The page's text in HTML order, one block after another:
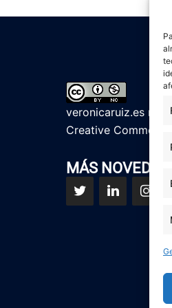
veronicaruiz.es
Creative Commons
MÁS